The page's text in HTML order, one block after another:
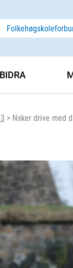
> Nsker drive med
BIDRA